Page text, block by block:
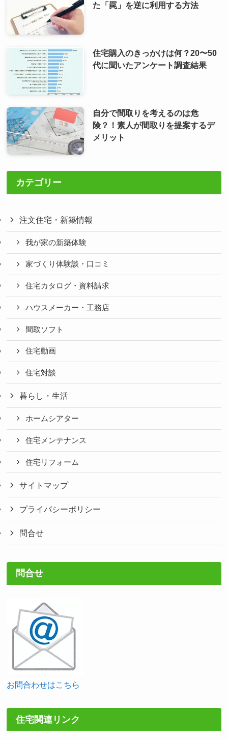
た「罠」を逆に利用する方法
住宅購入のきっかけは何？20〜50
代に聞いたアンケート調査結果
自分で間取りを考えるのは危
険？！素人が間取りを提案するデ
メリット
カテゴリー
注文住宅・新築情報
我が家の新築体験
家づくり体験談・口コミ
住宅カタログ・資料請求
ハウスメーカー・工務店
間取ソフト
住宅動画
住宅対談
暮らし・生活
ホームシアター
住宅メンテナンス
住宅リフォーム
サイトマップ
プライバシーポリシー
問合せ
問合せ
お問合わせはこちら
住宅関連リンク